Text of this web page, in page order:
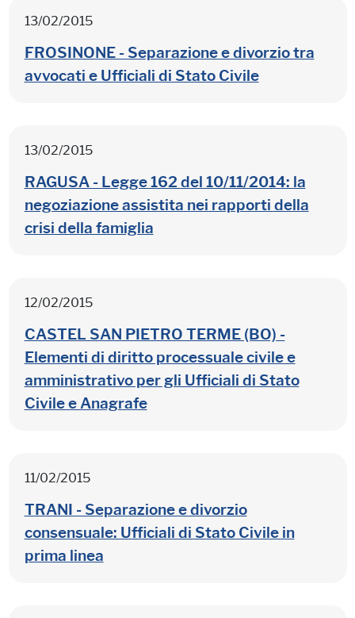
13/02/2015
FROSINONE - Separazione e divorzio tra
avvocati e Ufficiali di Stato Civile
13/02/2015
RAGUSA - Legge 162 del 10/11/2014: la
negoziazione assistita nei rapporti della
crisi della famiglia
12/02/2015
CASTEL SAN PIETRO TERME (BO) -
Elementi di diritto processuale civile e
amministrativo per gli Ufficiali di Stato
Civile e Anagrafe
11/02/2015
TRANI - Separazione e divorzio
consensuale: Ufficiali di Stato Civile in
prima linea